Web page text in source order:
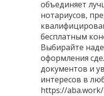
объединяет
нотариусов,
бесплатным
Выбирайте
оформления
документов и
интересов в
https://